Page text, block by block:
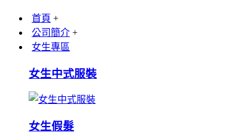
首頁 +
公司簡介 +
女生專區
女生中式服裝
女生假髮